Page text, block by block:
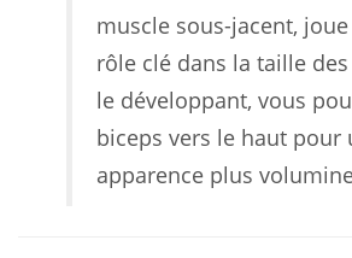
muscle sous-jacent,
rôle clé dans la taille des
le développant, vous
biceps vers le haut pour
apparence plus